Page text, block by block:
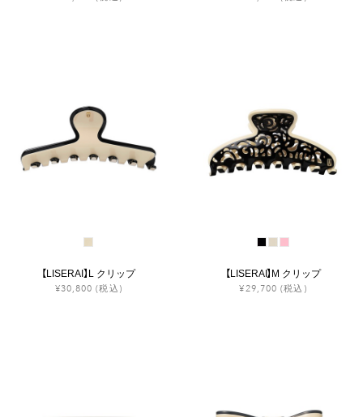
【LISERAI】L クリップ
¥30,800 (税込)
【LISERAI】M クリップ
¥29,700 (税込)